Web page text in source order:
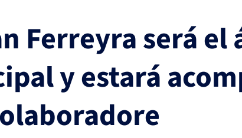
Ferreyra será
y estará